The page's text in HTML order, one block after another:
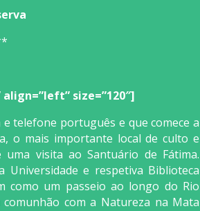
size=”120″]
telefone português e que comece a
o mais importante local de culto e
visita ao Santuário de Fátima.
e respetiva Biblioteca
como um passeio ao longo do Rio
com a Natureza na Mata